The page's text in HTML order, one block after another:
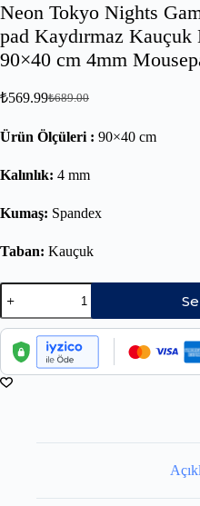
Neon Tokyo Nights
pad Kaydırmaz
90×40 cm 4mm
₺689.00
₺569.99
Ürün Ölçüleri : 90×40 cm
Kalınlık: 4 mm
Kumaş: Spandex
Taban: Kauçuk